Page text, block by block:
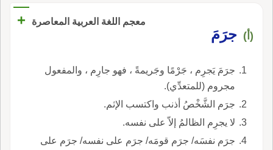
معجم اللغة العربية المعاصرة +
(أ) جرَمَ
جرَمَ يَجرِم ، جَرْمًا وجَريمةً ، فهو جارِم ، والمفعول
مجروم (للمتعدِّي).
جرَم الشَّخْصُ أذنب واكتسب الإثم.
لا يجرِم الظالمُ إلاّ على نفسه.
جرَم نفسَه/ جرَم قومَه/ جرَم على نفسه/ جرَم على